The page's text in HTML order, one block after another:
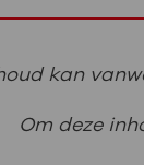
kan
Om deze